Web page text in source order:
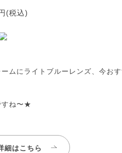
(税込)
ムにライトブルーレンズ、今お
すね〜★
細はこちら